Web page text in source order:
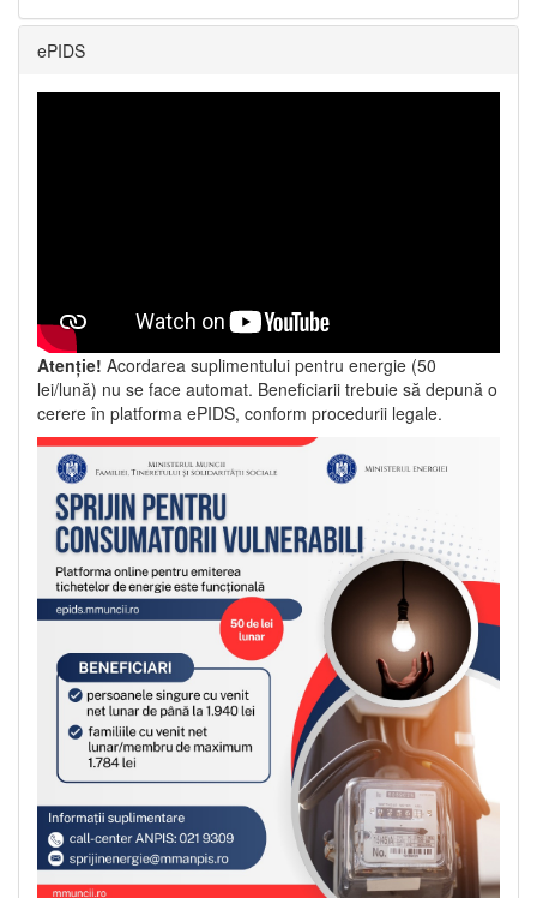
ePIDS
Atenție! Acordarea suplimentului pentru energie (50
lei/lună) nu se face automat. Beneficiarii trebuie să depună o
cerere în platforma ePIDS, conform procedurii legale.